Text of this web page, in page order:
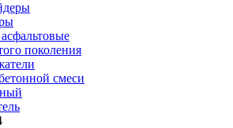
поколения
смеси